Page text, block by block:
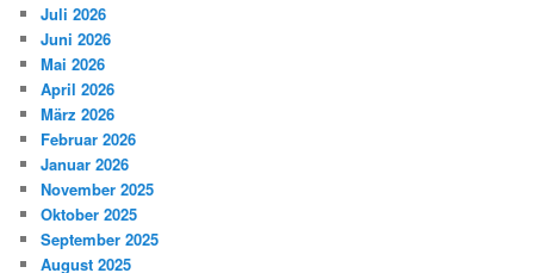
Juli 2026
Juni 2026
Mai 2026
April 2026
März 2026
Februar 2026
Januar 2026
November 2025
Oktober 2025
September 2025
August 2025